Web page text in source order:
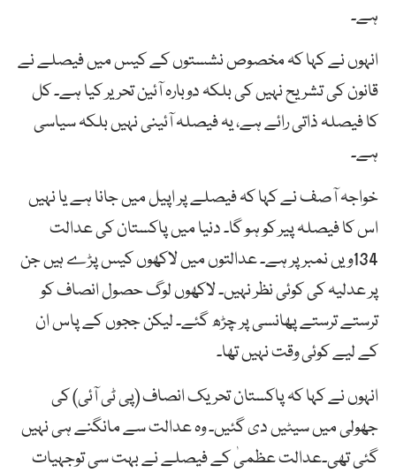
ہے۔
انہوں نے کہا کہ مخصوص نشستوں کے کیس میں فیصلے نے
قانون کی تشریح نہیں کی بلکہ دوبارہ آئین تحریر کیا ہے۔ کل
کا فیصلہ ذاتی رائے ہے، یہ فیصلہ آئینی نہیں بلکہ سیاسی
ہے۔
خواجہ آصف نے کہا کہ فیصلے پر اپیل میں جانا ہے یا نہیں
اس کا فیصلہ پیر کو ہو گا۔ دنیا میں پاکستان کی عدالت
134ویں نمبر پر ہے۔ عدالتوں میں لاکھوں کیس پڑے ہیں جن
پر عدلیہ کی کوئی نظر نہیں۔ لاکھوں لوگ حصول انصاف کو
ترستے ترستے پھانسی پر چڑھ گئے۔ لیکن ججوں کے پاس ان
کے لیے کوئی وقت نہیں تھا۔
انہوں نے کہا کہ پاکستان تحریک انصاف (پی ٹی آئی) کی
جھولی میں سیٹیں دی گئیں۔ وہ عدالت سے مانگنے ہی نہیں
گئی تھی۔عدالت عظمیٰ کے فیصلے نے بہت سی توجہیات